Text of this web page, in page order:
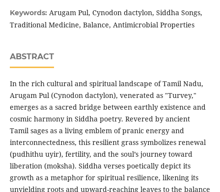
Keywords: Arugam Pul, Cynodon dactylon, Siddha Songs,
Traditional Medicine, Balance, Antimicrobial Properties
ABSTRACT
In the rich cultural and spiritual landscape of Tamil Nadu,
Arugam Pul (Cynodon dactylon), venerated as "Turvey,"
emerges as a sacred bridge between earthly existence and
cosmic harmony in Siddha poetry. Revered by ancient
Tamil sages as a living emblem of pranic energy and
interconnectedness, this resilient grass symbolizes renewal
(pudhithu uyir), fertility, and the soul’s journey toward
liberation (moksha). Siddha verses poetically depict its
growth as a metaphor for spiritual resilience, likening its
unyielding roots and upward-reaching leaves to the balance